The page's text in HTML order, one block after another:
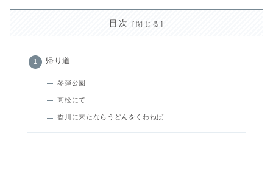
目次
帰り道
琴弾公園
高松にて
香川に来たならうどんをくわねば